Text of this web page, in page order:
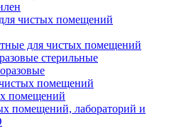
чистых помещений
для чистых помещений
стерильные
помещений
помещений
помещений, лабораторий и